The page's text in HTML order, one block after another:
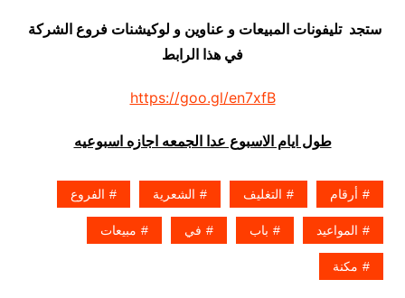
ستجد تليفونات المبيعات و عناوين و لوكيشنات فروع الشركة
في هذا الرابط
https://goo.gl/en7xfB
طول ايام الاسبوع عدا الجمعه اجازه اسبوعيه
أرقام التغليف الشعرية الفروع
المواعيد باب في مبيعات
مكنة